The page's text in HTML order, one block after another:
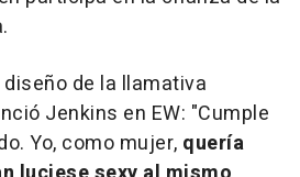
de la llamativa
Jenkins en EW: "Cumple
Yo, como mujer, quería